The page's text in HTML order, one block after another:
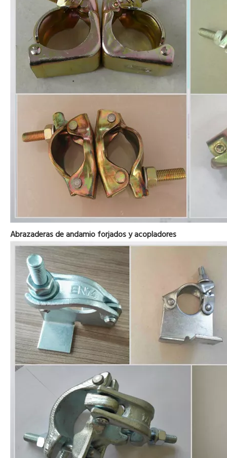
Abrazaderas de andamio forjados y acopladores